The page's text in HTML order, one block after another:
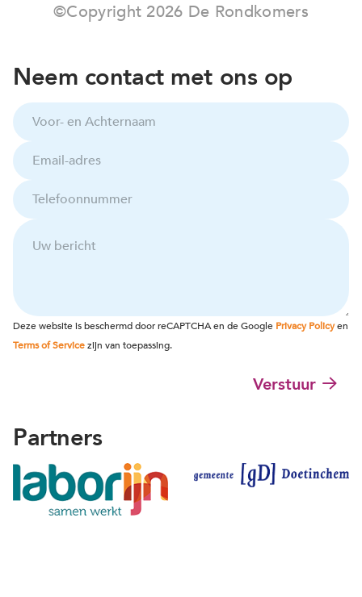
©Copyright 2026 De Rondkomers
Neem contact met ons op
V
o
o
r
-
e
n
A
c
r
n
a
a
m
E
m
a
i
l
a
s
T
e
e
n
n
u
m
U
w
i
h
t
Deze website is beschermd door reCAPTCHA en de Google Privacy Policyen
Terms of Servicezijn van toepassing.
Verstuur
Partners